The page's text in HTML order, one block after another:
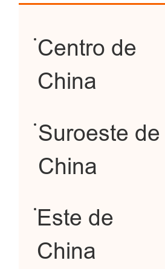
Centro de
China
Suroeste de
China
Este de
China